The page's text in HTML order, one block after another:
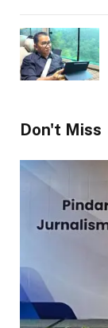
Don't Miss